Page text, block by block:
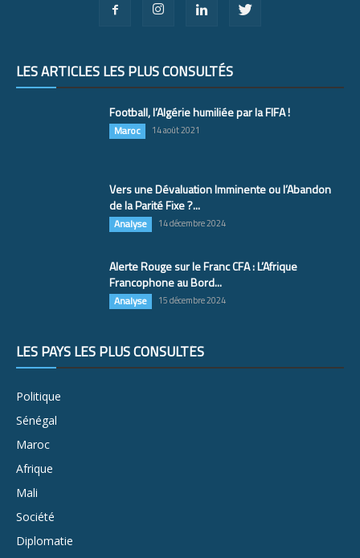
LES ARTICLES LES PLUS CONSULTÉS
Football, l’Algérie humiliée par la FIFA !
Maroc 14 août 2021
Vers une Dévaluation Imminente ou l’Abandon
de la Parité Fixe ?...
Analyse 14 décembre 2024
Alerte Rouge sur le Franc CFA : L’Afrique
Francophone au Bord...
Analyse 15 décembre 2024
LES PAYS LES PLUS CONSULTÉS
Politique
Sénégal
Maroc
Afrique
Mali
Société
Diplomatie